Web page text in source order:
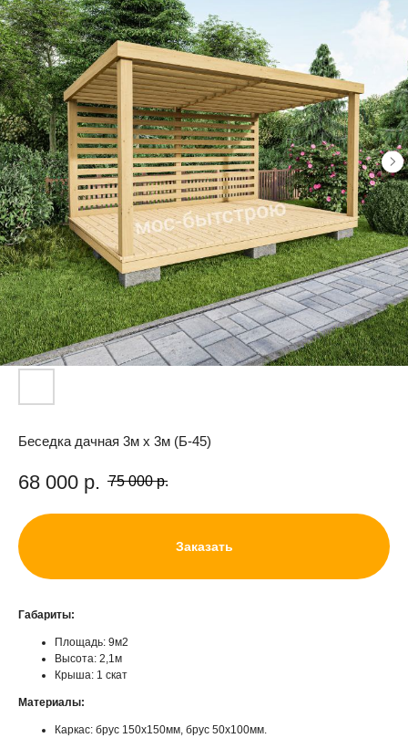
Беседка дачная 3м х 3м (Б-45)
68 000 р. 75 000 р.
Заказать
Габариты:
Площадь: 9м2
Высота: 2,1м
Крыша: 1 скат
Материалы:
Каркас: брус 150х150мм, брус 50х100мм.